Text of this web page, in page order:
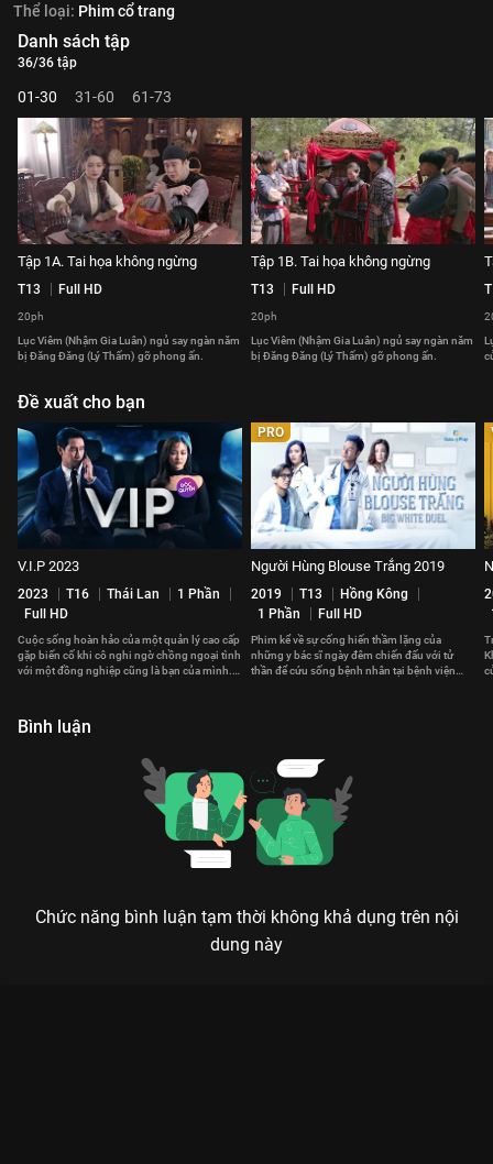
Thể loại: Phim cổ trang
Danh sách tập
36/36 tập
01-30 31-60 61-73
Tập 1A. Tai họa không ngừng
T13 Full HD
20ph
Lục Viêm (Nhậm Gia Luân) ngủ say ngàn năm
bị Đăng Đăng (Lý Thấm) gỡ phong ấn.
Tập 1B. Tai họa không ngừng
T13 Full HD
20ph
Lục Viêm (Nhậm Gia Luân) ngủ say ngàn năm
bị Đăng Đăng (Lý Thấm) gỡ phong ấn.
Đề xuất cho bạn
V.I.P 2023
2023 T16 Thái Lan
1 Phần
Full HD
Cuộc sống hoàn hảo của một quản lý cao cấp
gặp biến cố khi cô nghi ngờ chồng ngoại tình
với một đồng nghiệp cũng là bạn của mình.
PRO
Người Hùng Blouse Trắng 2019
2019 T13
Hồng Kông
1 Phần
Full HD
Phim kể về sự cống hiến thầm lặng của
những y bác sĩ ngày đêm chiến đấu với tử
thần để cứu sống bệnh nhân tại bệnh viện
Bình luận
Chức năng bình luận tạm thời không khả dụng trên nội
dung này